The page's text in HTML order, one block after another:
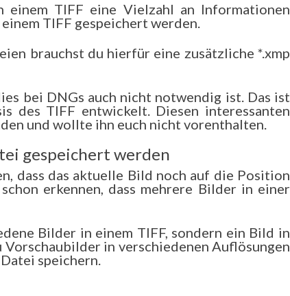
einem TIFF eine Vielzahl an Informationen
TIFF gespeichert werden.
brauchst du hierfür eine zusätzliche *.xmp
bei DNGs auch nicht notwendig ist. Das ist
des TIFF entwickelt. Diesen interessanten
und wollte ihn euch nicht vorenthalten.
gespeichert werden
dass das aktuelle Bild noch auf die Position
erkennen, dass mehrere Bilder in einer
Bilder in einem TIFF, sondern ein Bild in
in verschiedenen Auflösungen
speichern.